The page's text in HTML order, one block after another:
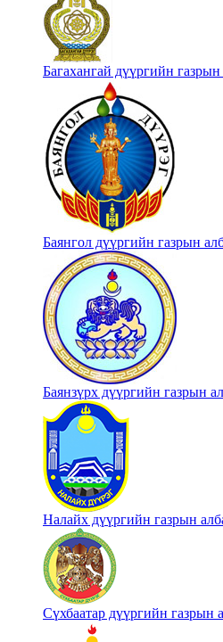
Багахангай дүүргийн газрын
Баянгол дүүргийн газрын
Баянзүрх дүүргийн газрын
Налайх дүүргийн газрын
Сүхбаатар дүүргийн газрын